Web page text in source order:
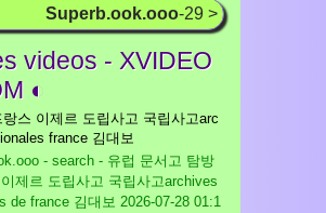
Superb.ook.ooo-29 >
videos - XVIDEO
◐
랑스 이제르 도립사고 국립사고arc
france 김대보
- search - 유럽 문서고 탐방
제르 도립사고 국립사고archives
de france 김대보 2026-07-28 01:1